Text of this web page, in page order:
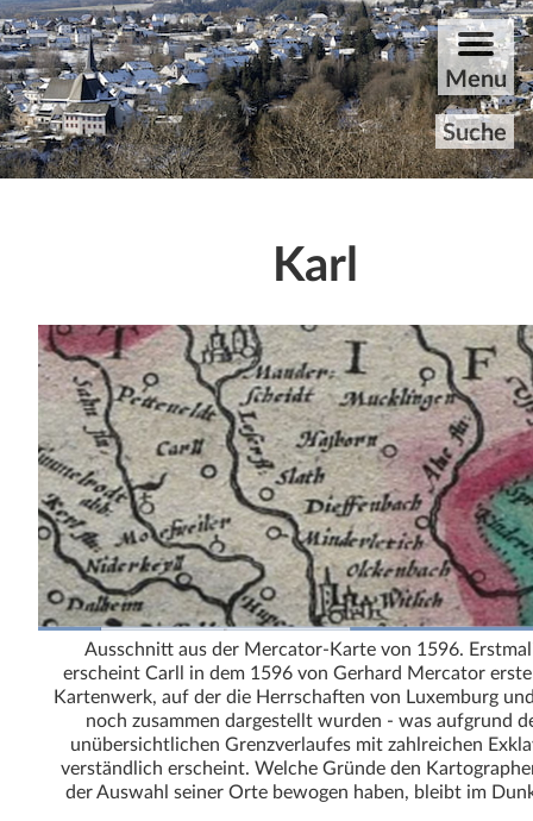
ZUM HAUPTINHALT DER SEITE SPRINGEN
Menu
Suche
Rundgang
Aktuelles
Archiv
Unvergessene
Stadt und Land
Publikationen
Blog
Impressum
Datenschutz
Karl
Ausschnitt aus der Mercator-Karte von 1596.
erscheint Carll in dem 1596 von Gerhard Mercator
Kartenwerk, auf der die Herrschaften von Luxemburg
noch zusammen dargestellt wurden - was aufgrund
unübersichtlichen Grenzverlaufes mit zahlreichen
verständlich erscheint. Welche Gründe den
der Auswahl seiner Orte bewogen haben, bleibt im